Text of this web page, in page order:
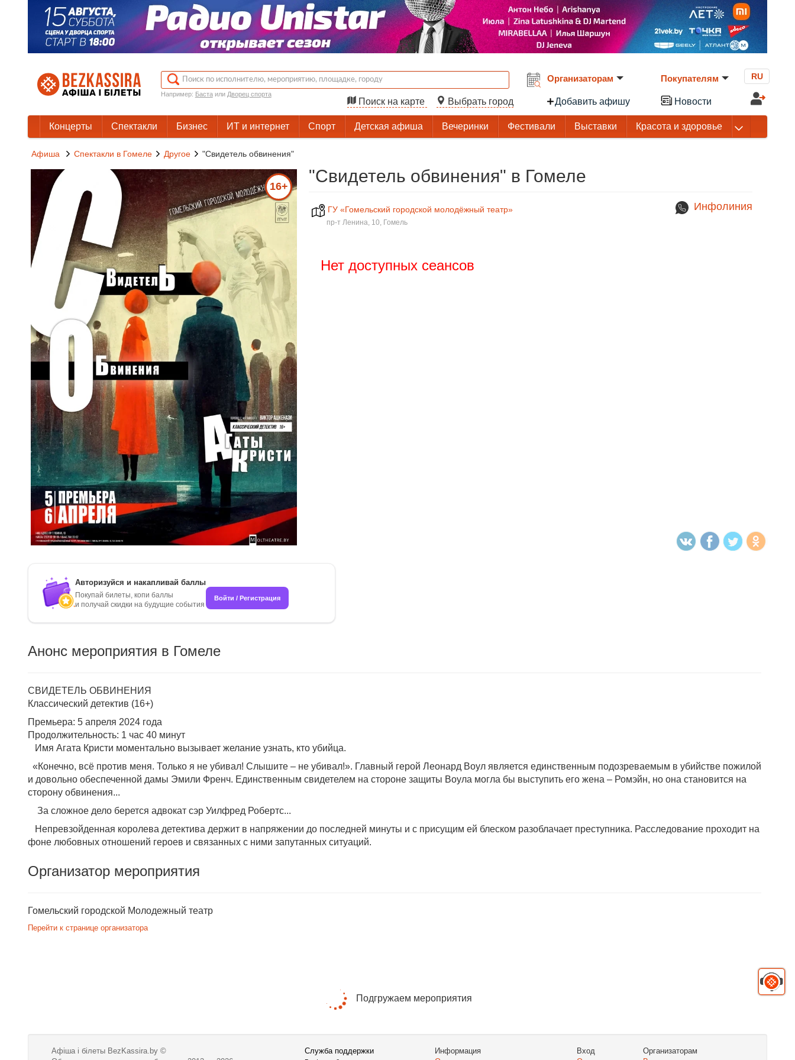
Например: Бастаили Дворец спорта
Поиск на карте Выбрать город
Организаторам
Добавить афишу
Покупателям
Новости
RU
Концерты Спектакли Бизнес ИТ и интернет Спорт Детская афиша Вечеринки Фестивали Выставки Красота и здоровье
Афиша Спектакли в Гомеле Другое "Свидетель обвинения"
16+
"Свидетель обвинения" в Гомеле
ГУ «Гомельский городской молодёжный театр»
пр-т Ленина, 10, Гомель
Инфолиния
Нет доступных сеансов
Авторизуйся и накапливай баллы
Покупай билеты, копи баллы
и получай скидки на будущие события
Войти / Регистрация
Анонс мероприятия в Гомеле
СВИДЕТЕЛЬ ОБВИНЕНИЯ
Классический детектив (16+)
Премьера: 5 апреля 2024 года
Продолжительность: 1 час 40 минут
Имя Агата Кристи моментально вызывает желание узнать, кто убийца.
«Конечно, всё против меня. Только я не убивал! Слышите – не убивал!». Главный герой Леонард Воул является единственным подозреваемым в убийстве пожилой
и довольно обеспеченной дамы Эмили Френч. Единственным свидетелем на стороне защиты Воула могла бы выступить его жена – Ромэйн, но она становится на
сторону обвинения...
За сложное дело берется адвокат сэр Уилфред Робертс...
Непревзойденная королева детектива держит в напряжении до последней минуты и с присущим ей блеском разоблачает преступника. Расследование проходит на
фоне любовных отношений героев и связанных с ними запутанных ситуаций.
Организатор мероприятия
Гомельский городской Молодежный театр
Перейти к странице организатора
Подгружаем мероприятия
Афіша і білеты BezKassira.by ©
Служба поддержки
Информация
Вход
Организаторам